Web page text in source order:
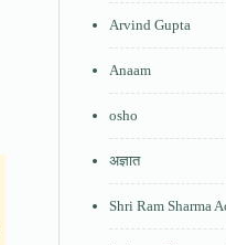
Arvind Gupta
Anaam
osho
अज्ञात
Shri Ram Sharma